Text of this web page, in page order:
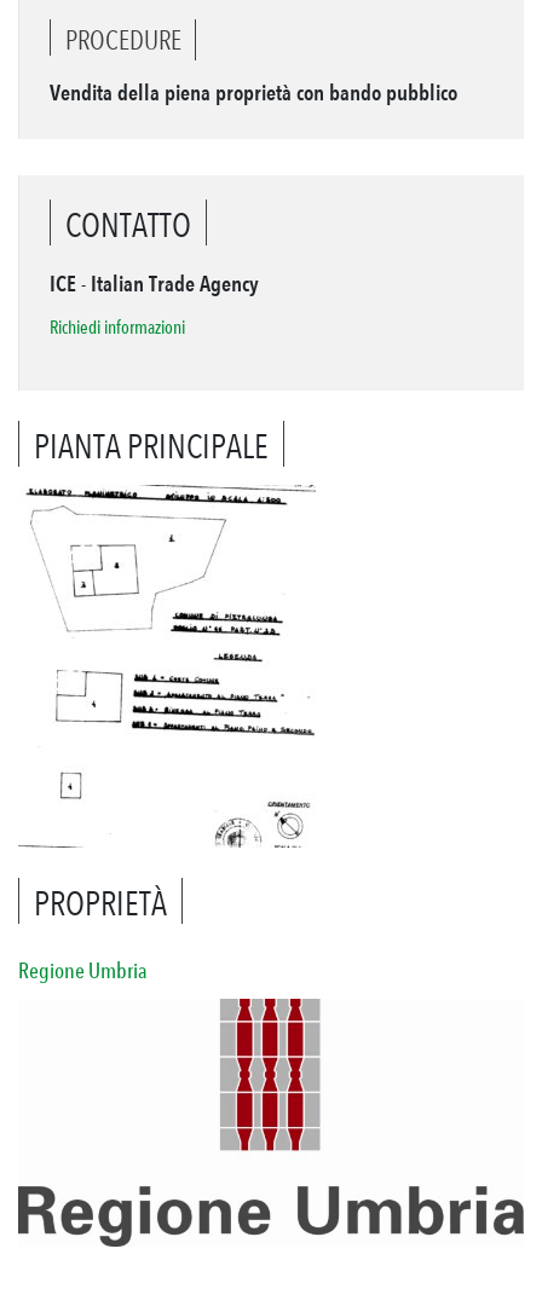
PROCEDURE
Vendita della piena proprietà con bando pubblico
CONTATTO
ICE - Italian Trade Agency
Richiedi informazioni
PIANTA PRINCIPALE
PROPRIETÀ
Regione Umbria